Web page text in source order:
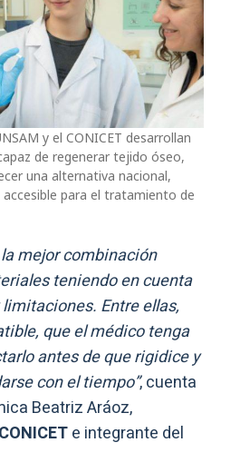
y el CONICET desarrollan
de regenerar tejido óseo,
una alternativa nacional,
para el tratamiento de
mejor combinación
teniendo en cuenta
Entre ellas,
que el médico tenga
antes de que rigidice y
con el tiempo”, cuenta
Beatriz Aráoz,
CONICETe integrante del